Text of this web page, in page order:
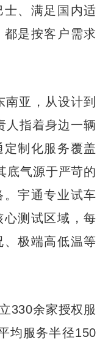
、满足国内适
是按客户需求
亚，从设计到
人指着身边一辆
制化服务覆盖
底气源于严苛的
宇通专业试车
测试区域，每
极端高低温等
余家授权服
均服务半径150